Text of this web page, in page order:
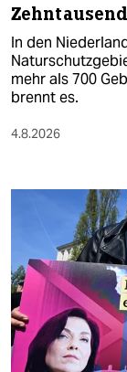
In den
mehr als 700
brennt es.
4.8.2026